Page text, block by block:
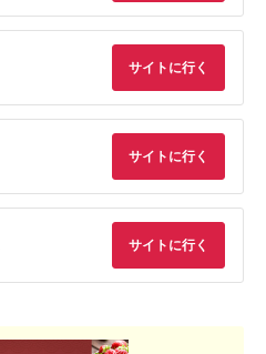
サイトに行く
サイトに行く
サイトに行く